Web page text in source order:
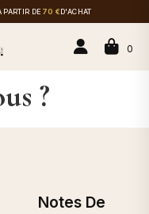
DE 70 €D'ACHAT
0
?
Notes De